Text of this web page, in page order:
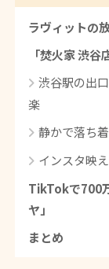
ラヴィットの
「焚火家 渋
渋谷駅の出
楽
静かで落ち
インスタ映
TikTokで700
ヤ」
まとめ